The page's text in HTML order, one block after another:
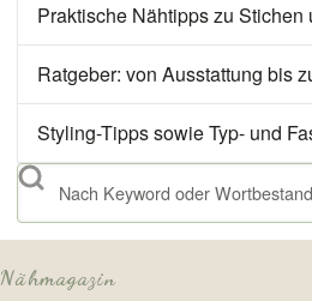
Praktische Nähtipps zu Stichen
Ratgeber: von Ausstattung bis
Styling-Tipps sowie Typ- und
Suche
Nähmagazin